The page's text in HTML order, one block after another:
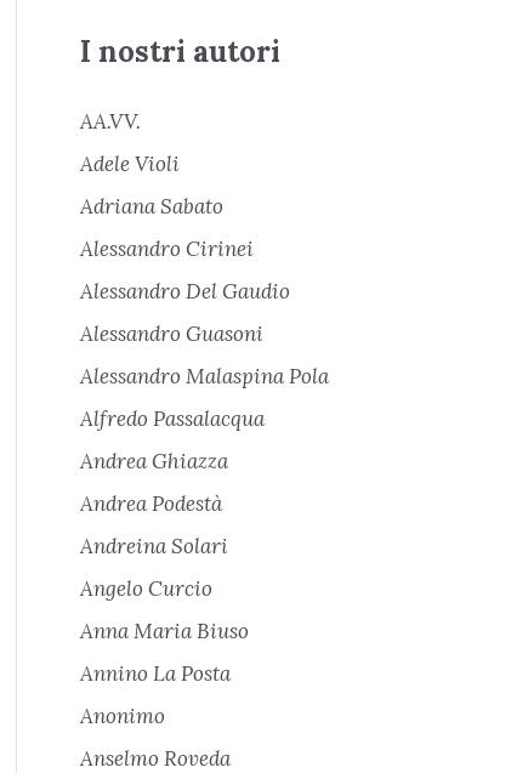
I nostri autori
AA.VV.
Adele Violi
Adriana Sabato
Alessandro Cirinei
Alessandro Del Gaudio
Alessandro Guasoni
Alessandro Malaspina Pola
Alfredo Passalacqua
Andrea Ghiazza
Andrea Podestà
Andreina Solari
Angelo Curcio
Anna Maria Biuso
Annino La Posta
Anonimo
Anselmo Roveda